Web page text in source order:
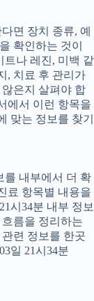
면 장치 종류, 예
확인하는 것이
트나 레진, 미백 같
, 치료 후 관리가
은지 살펴야 합
에서 이런 항목을
맞는 정보를 찾기
를 내부에서 더 확
료 항목별 내용을
시34분 내부 정보
름을 정리하는
련 정보를 한곳
일 21시34분